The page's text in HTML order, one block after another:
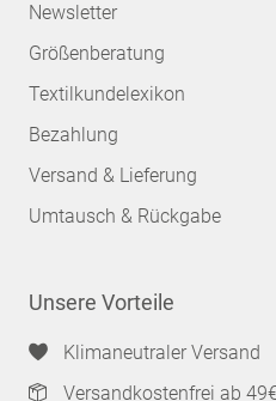
Newsletter
Größenberatung
Textilkundelexikon
Bezahlung
Versand & Lieferung
Umtausch & Rückgabe
Unsere Vorteile
Klimaneutraler Versand
Versandkostenfrei ab